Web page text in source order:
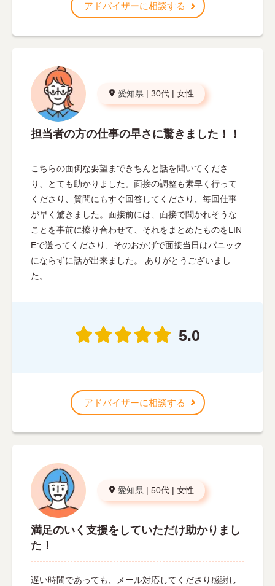
アドバイザーに相談する
愛知県 | 30代 | 女性
担当者の方の仕事の早さに驚きました！！
こちらの面倒な要望まできちんと話を聞いてくださ
り、とても助かりました。面接の調整も素早く行って
くださり、質問にもすぐ回答してくださり、毎回仕事
が早く驚きました。面接前には、面接で聞かれそうな
ことを事前に擦り合わせて、それをまとめたものをLIN
Eで送ってくださり、そのおかげで面接当日はパニック
にならずに話が出来ました。 ありがとうございまし
た。
5.0
アドバイザーに相談する
愛知県 | 50代 | 女性
満足のいく支援をしていただけ助かりまし
た！
遅い時間であっても、メール対応してくださり感謝し